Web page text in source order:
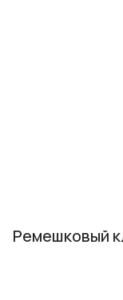
Ремешковый